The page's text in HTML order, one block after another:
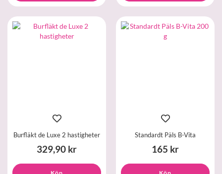
Burfläkt de Luxe 2 hastigheter
329,90 kr
Standardt Päls B-Vita
165 kr